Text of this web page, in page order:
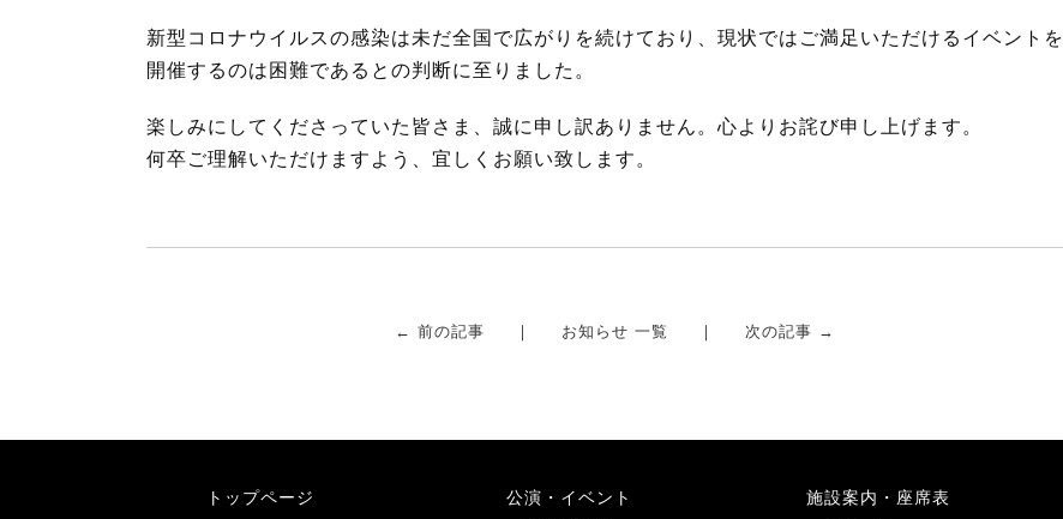
新型コロナウイルスの感染は未だ全国で広がりを続けており、現状ではご満足いただけるイベントを
開催するのは困難であるとの判断に至りました。
楽しみにしてくださっていた皆さま、誠に申し訳ありません。心よりお詫び申し上げます。
何卒ご理解いただけますよう、宜しくお願い致します。
← 前の記事 お知らせ 一覧 次の記事 →
トップページ
公演・イベント
施設案内・座席表